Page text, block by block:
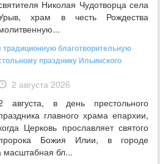
Николая Чудотворца села
храм в честь Рождества
благотворительную
празднику Ильинского
2 августа 2026
августа, в день престольного
главного храма епархии,
Церковь прославляет святого
Божия Илии, в городе
масштабная бл...